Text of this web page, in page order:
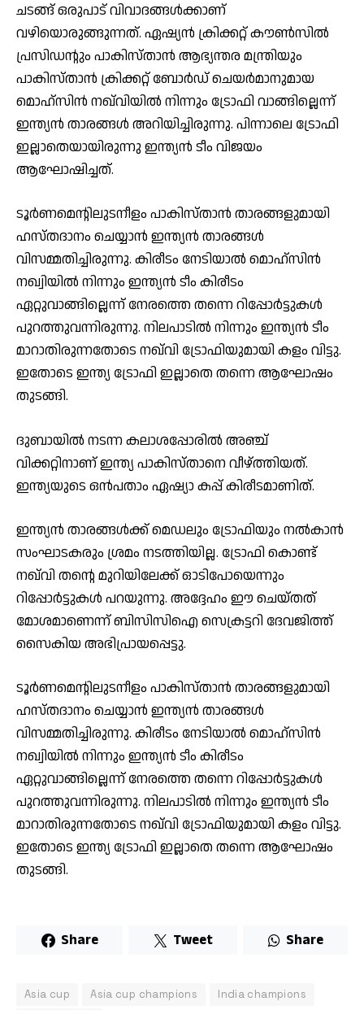
ചടങ്ങ് ഒരുപാട് വിവാദങ്ങൾക്കാണ്
വഴിയൊരുങ്ങുന്നത്. ഏഷ്യൻ ക്രിക്കറ്റ് കൗൺസിൽ
പ്രസിഡൻ്റും പാകിസ്താൻ ആഭ്യന്തര മന്ത്രിയും
പാകിസ്താൻ ക്രിക്കറ്റ് ബോർഡ് ചെയർമാനുമായ
മൊഹ്‌സിൻ നഖ്‌വിയിൽ നിന്നും ട്രോഫി വാങ്ങില്ലെന്ന്
ഇന്ത്യൻ താരങ്ങൾ അറിയിച്ചിരുന്നു. പിന്നാലെ ട്രോഫി
ഇല്ലാതെയായിരുന്നു ഇന്ത്യൻ ടീം വിജയം
ആഘോഷിച്ചത്.
ടൂർണമെന്റിലുടനീളം പാകിസ്താൻ താരങ്ങളുമായി
ഹസ്തദാനം ചെയ്യാൻ ഇന്ത്യൻ താരങ്ങൾ
വിസമ്മതിച്ചിരുന്നു. കിരീടം നേടിയാൽ മൊഹ്‌സിൻ
നഖ്വിയിൽ നിന്നും ഇന്ത്യൻ ടീം കിരീടം
ഏറ്റുവാങ്ങില്ലെന്ന് നേരത്തെ തന്നെ റിപ്പോർട്ടുകൾ
പുറത്തുവന്നിരുന്നു. നിലപാടിൽ നിന്നും ഇന്ത്യൻ ടീം
മാറാതിരുന്നതോടെ നഖ്‌വി ട്രോഫിയുമായി കളം വിട്ടു.
ഇതോടെ ഇന്ത്യ ട്രോഫി ഇല്ലാതെ തന്നെ ആഘോഷം
തുടങ്ങി.
ദുബായിൽ നടന്ന കലാശപ്പോരിൽ അഞ്ച്
വിക്കറ്റിനാണ് ഇന്ത്യ പാകിസ്താനെ വീഴ്ത്തിയത്.
ഇന്ത്യയുടെ ഒൻപതാം ഏഷ്യാ കപ്പ് കിരീടമാണിത്.
ഇന്ത്യൻ താരങ്ങൾക്ക് മെഡലും ട്രോഫിയും നൽകാൻ
സംഘാടകരും ശ്രമം നടത്തിയില്ല. ട്രോഫി കൊണ്ട്
നഖ്‌വി തന്റെ മുറിയിലേക്ക് ഓടിപോയെന്നും
റിപ്പോർട്ടുകൾ പറയുന്നു. അദ്ദേഹം ഈ ചെയ്തത്
മോശമാണെന്ന് ബിസിസിഐ സെക്രട്ടറി ദേവജിത്ത്
സൈകിയ അഭിപ്രായപ്പെട്ടു.
ടൂർണമെന്റിലുടനീളം പാകിസ്താൻ താരങ്ങളുമായി
ഹസ്തദാനം ചെയ്യാൻ ഇന്ത്യൻ താരങ്ങൾ
വിസമ്മതിച്ചിരുന്നു. കിരീടം നേടിയാൽ മൊഹ്‌സിൻ
നഖ്വിയിൽ നിന്നും ഇന്ത്യൻ ടീം കിരീടം
ഏറ്റുവാങ്ങില്ലെന്ന് നേരത്തെ തന്നെ റിപ്പോർട്ടുകൾ
പുറത്തുവന്നിരുന്നു. നിലപാടിൽ നിന്നും ഇന്ത്യൻ ടീം
മാറാതിരുന്നതോടെ നഖ്‌വി ട്രോഫിയുമായി കളം വിട്ടു.
ഇതോടെ ഇന്ത്യ ട്രോഫി ഇല്ലാതെ തന്നെ ആഘോഷം
തുടങ്ങി.
Share Tweet Share
Asia cup Asia cup champions
India champions